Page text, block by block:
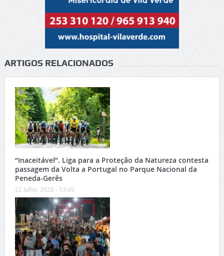
ARTIGOS RELACIONADOS
“Inaceitável”. Liga para a Proteção da Natureza contesta
passagem da Volta a Portugal no Parque Nacional da
Peneda-Gerês
22 Julho, 2026 - 13:45